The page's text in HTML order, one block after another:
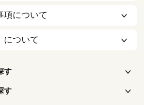
項について
について
す
す